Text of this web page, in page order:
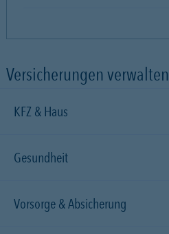
Versicherungen verwalten
KFZ & Haus
Gesundheit
Vorsorge & Absicherung